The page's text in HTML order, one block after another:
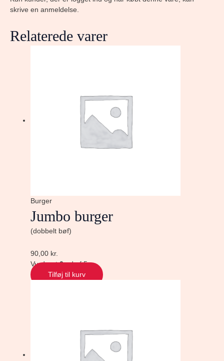
skrive en anmeldelse.
Relaterede varer
Burger
Jumbo burger
(dobbelt bøf)
90,00 kr.
Vurderet0ud af 5
Tilføj til kurv